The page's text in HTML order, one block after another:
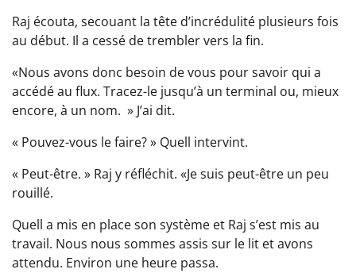
Raj écouta, secouant la tête d’incrédulité plusieurs fois
au début. Il a cessé de trembler vers la fin.
«Nous avons donc besoin de vous pour savoir qui a
accédé au flux. Tracez-le jusqu’à un terminal ou, mieux
encore, à un nom. » J’ai dit.
« Pouvez-vous le faire? » Quell intervint.
« Peut-être. » Raj y réfléchit. «Je suis peut-être un peu
rouillé.
Quell a mis en place son système et Raj s’est mis au
travail. Nous nous sommes assis sur le lit et avons
attendu. Environ une heure passa.